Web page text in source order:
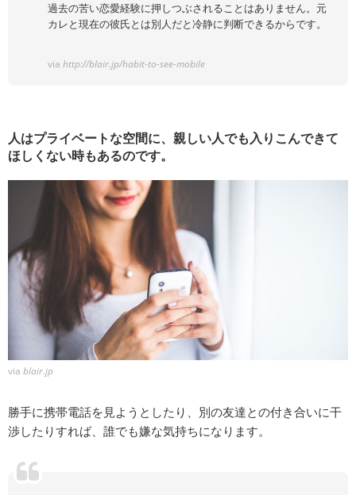
過去の苦い恋愛経験に押しつぶされることはありません。元
カレと現在の彼氏とは別人だと冷静に判断できるからです。
via http://blair.jp/habit-to-see-mobile
人はプライベートな空間に、親しい人でも入りこんできて
ほしくない時もあるのです。
via blair.jp
勝手に携帯電話を見ようとしたり、別の友達との付き合いに干
渉したりすれば、誰でも嫌な気持ちになります。